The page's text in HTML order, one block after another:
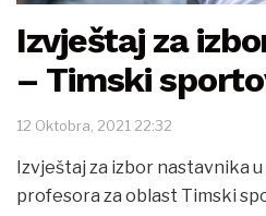
Izvještaj za
– Timski
12 Oktobra, 2021 22:32
Izvještaj za izbor nastavnika
profesora za oblast Timski